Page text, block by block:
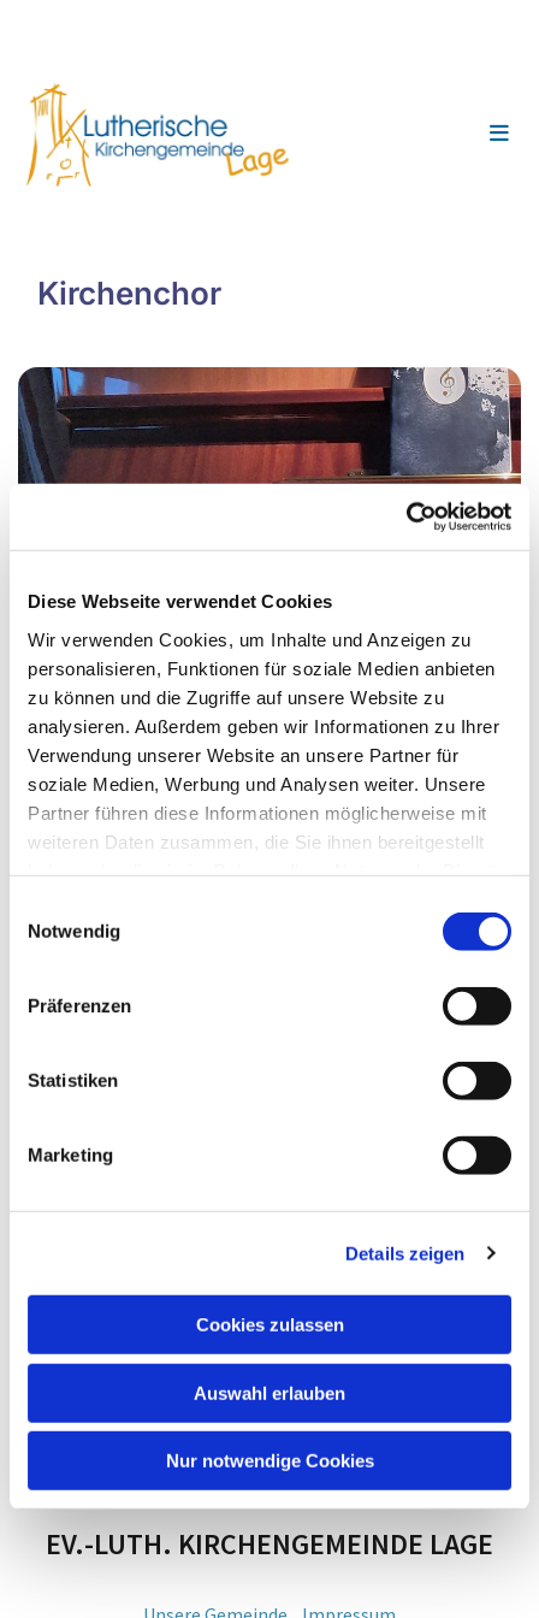
Diese Webseite verwendet Cookies
Wir verwenden Cookies, um Inhalte und Anzeigen zu
personalisieren, Funktionen für soziale Medien anbieten
zu können und die Zugriffe auf unsere Website zu
analysieren. Außerdem geben wir Informationen zu Ihrer
Verwendung unserer Website an unsere Partner für
soziale Medien, Werbung und Analysen weiter. Unsere
Partner führen diese Informationen möglicherweise mit
weiteren Daten zusammen, die Sie ihnen bereitgestellt
Notwendig
Präferenzen
Statistiken
Marketing
Details zeigen
Cookies zulassen
Auswahl erlauben
Nur notwendige Cookies
Kirchenchor
Donnerstag, 4. November 2027,
19:15 Uhr
EV.-LUTH. KIRCHENGEMEINDE LAGE